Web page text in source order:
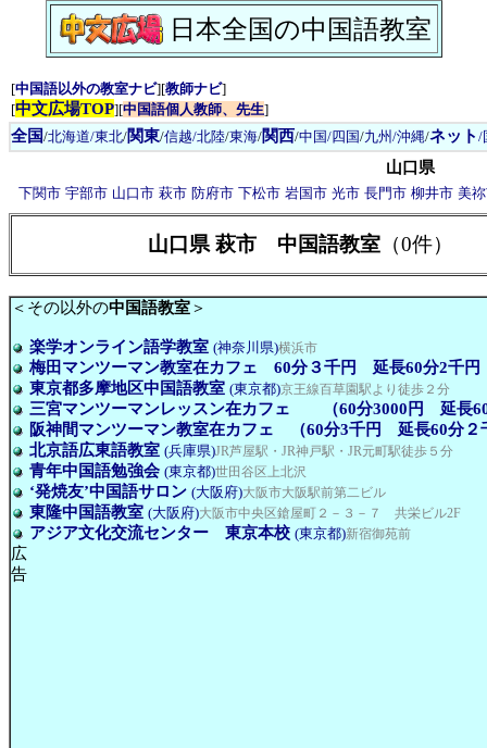
日本全国の中国語教室
[中国語以外の教室ナビ][教師ナビ]
[中文広場TOP][中国語個人教師、先生]
全国/北海道/東北/関東/信越/北陸/東海/関西/中国/四国/九州/沖縄/ネット /
山口県
下関市 宇部市 山口市 萩市 防府市 下松市 岩国市 光市 長門市 柳井市 美
山口県 萩市 中国語教室 （0件）
＜その以外の中国語教室＞
楽学オンライン語学教室 (神奈川県)横浜市
梅田マンツーマン教室在カフェ 60分３千円 延長60分2千
東京都多摩地区中国語教室 (東京都)京王線百草園駅より徒歩２分
三宮マンツーマンレッスン在カフェ （60分3000円 延長
阪神間マンツーマン教室在カフェ （60分3千円 延長60分２
北京語広東語教室 (兵庫県)JR芦屋駅・JR神戸駅・JR元町駅徒歩５分
青年中国語勉強会 (東京都)世田谷区上北沢
‘発焼友’中国語サロン (大阪府)大阪市大阪駅前第二ビル
東隆中国語教室 (大阪府)大阪市中央区鎗屋町２－３－７ 共栄ビル2F
アジア文化交流センター 東京本校 (東京都)新宿御苑前
広
告